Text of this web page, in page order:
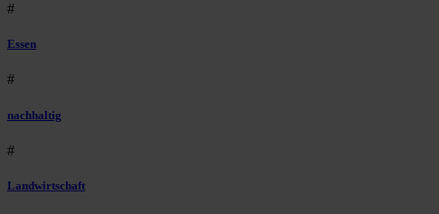
#
Essen
#
nachhaltig
#
Landwirtschaft